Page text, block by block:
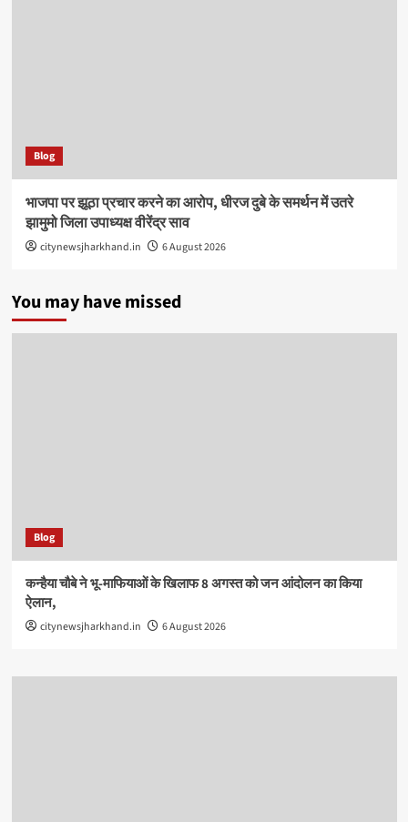
Blog
भाजपा पर झूठा प्रचार करने का आरोप, धीरज दुबे के समर्थन में उतरे
झामुमो जिला उपाध्यक्ष वीरेंद्र साव
citynewsjharkhand.in 6 August 2026
You may have missed
Blog
कन्हैया चौबे ने भू-माफियाओं के खिलाफ 8 अगस्त को जन आंदोलन का किया
ऐलान,
citynewsjharkhand.in 6 August 2026